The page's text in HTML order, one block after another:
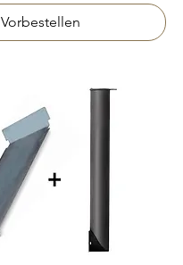
Vorbestellen